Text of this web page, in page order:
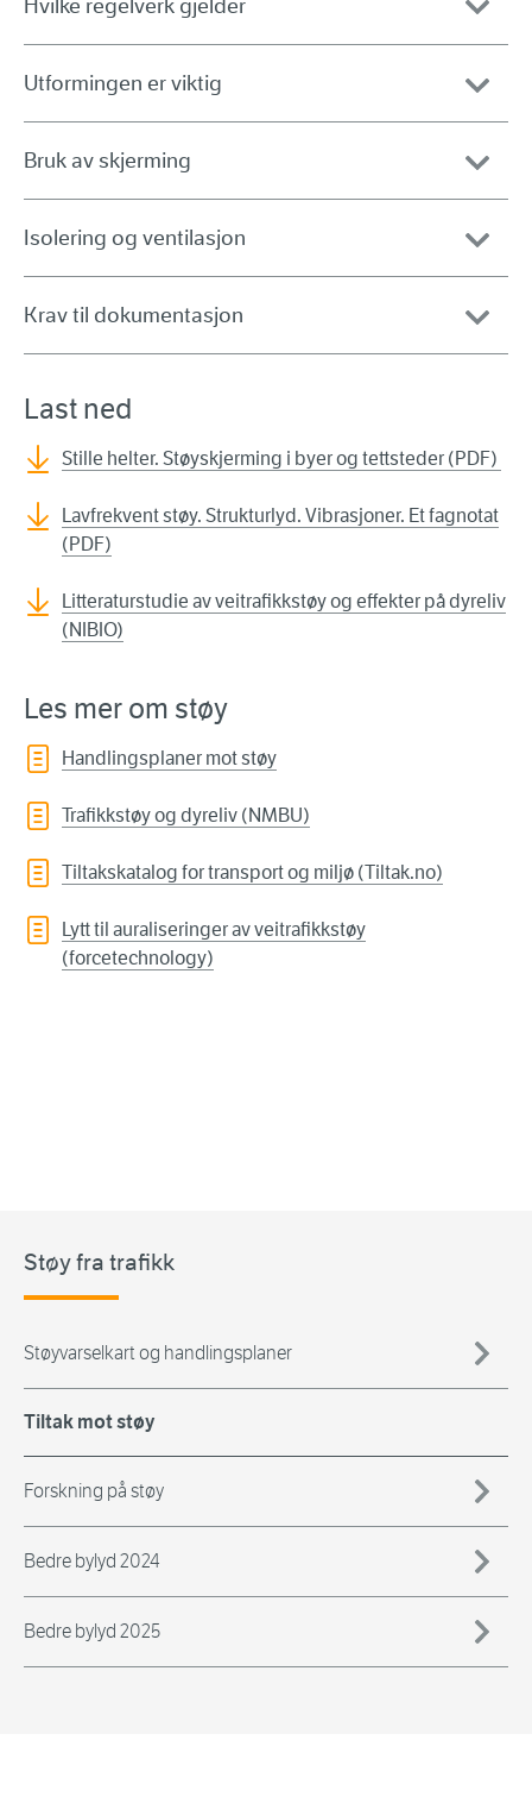
Hvilke regelverk gjelder
Utformingen er viktig
Bruk av skjerming
Isolering og ventilasjon
Krav til dokumentasjon
Last ned
Stille helter. Støyskjerming i byer og tettsteder (PDF)
Lavfrekvent støy. Strukturlyd. Vibrasjoner. Et fagnotat
(PDF)
Litteraturstudie av veitrafikkstøy og effekter på dyreliv
(NIBIO)
Les mer om støy
Handlingsplaner mot støy
Trafikkstøy og dyreliv (NMBU)
Tiltakskatalog for transport og miljø (Tiltak.no)
Lytt til auraliseringer av veitrafikkstøy
(forcetechnology)
Støy fra trafikk
Støyvarselkart og handlingsplaner
Tiltak mot støy
Forskning på støy
Bedre bylyd 2024
Bedre bylyd 2025